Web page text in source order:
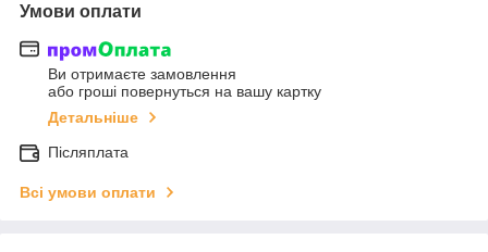
Умови оплати
Ви отримаєте замовлення
або гроші повернуться на вашу картку
Детальніше
Післяплата
Всі умови оплати